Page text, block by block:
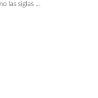
las siglas ...